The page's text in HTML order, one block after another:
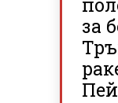
за